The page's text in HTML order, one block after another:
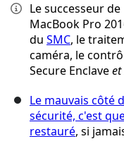
Le successeur
MacBook Pro
du SMC, le
caméra, le
Secure Enclaveet
Le mauvais côté
sécurité, c'est
restauré, si